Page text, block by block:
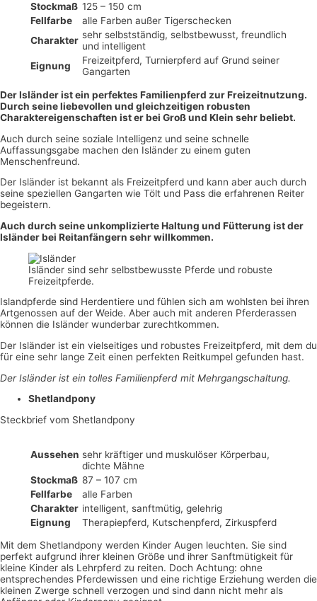
Stockmaß 125 – 150 cm
Fellfarbe
alle Farben außer Tigerschecken
Charakter sehr selbstständig, selbstbewusst, freundlich
und intelligent
Eignung
Freizeitpferd, Turnierpferd auf Grund seiner
Gangarten
Der Isländer ist ein perfektes Familienpferd zur Freizeitnutzung.
Durch seine liebevollen und gleichzeitigen robusten
Charaktereigenschaften ist er bei Groß und Klein sehr beliebt.
Auch durch seine soziale Intelligenz und seine schnelle
Auffassungsgabe machen den Isländer zu einem guten
Menschenfreund.
Der Isländer ist bekannt als Freizeitpferd und kann aber auch durch
seine speziellen Gangarten wie Tölt und Pass die erfahrenen Reiter
begeistern.
Auch durch seine unkomplizierte Haltung und Fütterung ist der
Isländer bei Reitanfängern sehr willkommen.
Isländer sind sehr selbstbewusste Pferde und robuste
Freizeitpferde.
Islandpferde sind Herdentiere und fühlen sich am wohlsten bei ihren
Artgenossen auf der Weide. Aber auch mit anderen Pferderassen
können die Isländer wunderbar zurechtkommen.
Der Isländer ist ein vielseitiges und robustes Freizeitpferd, mit dem du
für eine sehr lange Zeit einen perfekten Reitkumpel gefunden hast.
Der Isländer ist ein tolles Familienpferd mit Mehrgangschaltung.
Shetlandpony
Steckbrief vom Shetlandpony
Aussehen sehr kräftiger und muskulöser Körperbau,
dichte Mähne
Stockmaß 87 – 107 cm
Fellfarbe
alle Farben
Charakter intelligent, sanftmütig, gelehrig
Eignung
Therapiepferd, Kutschenpferd, Zirkuspferd
Mit dem Shetlandpony werden Kinder Augen leuchten. Sie sind
perfekt aufgrund ihrer kleinen Größe und ihrer Sanftmütigkeit für
kleine Kinder als Lehrpferd zu reiten. Doch Achtung: ohne
entsprechendes Pferdewissen und eine richtige Erziehung werden die
kleinen Zwerge schnell verzogen und sind dann nicht mehr als